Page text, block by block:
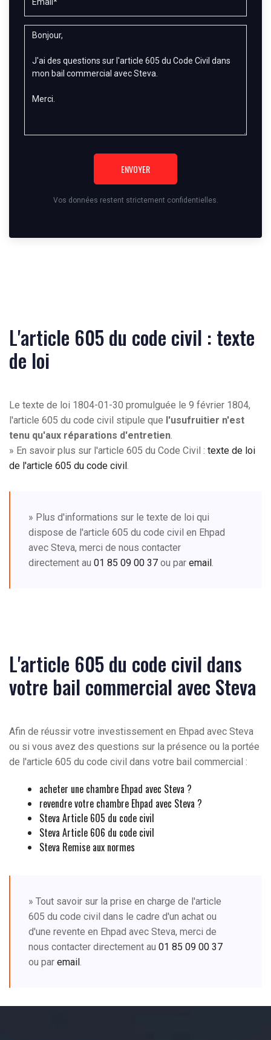
ENVOYER
Vos données restent strictement confidentielles.
L'article 605 du code civil : texte
de loi
Le texte de loi 1804-01-30 promulguée le 9 février 1804,
l'article 605 du code civil stipule que l'usufruitier n'est
tenu qu'aux réparations d'entretien.
» En savoir plus sur l'article 605 du Code Civil : texte de loi
de l'article 605 du code civil .
» Plus d'informations sur le texte de loi qui
dispose de l'article 605 du code civil en Ehpad
avec Steva, merci de nous contacter
directement au 01 85 09 00 37 ou par email .
L'article 605 du code civil dans
votre bail commercial avec Steva
Afin de réussir votre investissement en Ehpad avec Steva
ou si vous avez des questions sur la présence ou la portée
de l'article 605 du code civil dans votre bail commercial :
acheter une chambre Ehpad avec Steva ?
revendre votre chambre Ehpad avec Steva ?
Steva Article 605 du code civil
Steva Article 606 du code civil
Steva Remise aux normes
» Tout savoir sur la prise en charge de l'article
605 du code civil dans le cadre d'un achat ou
d'une revente en Ehpad avec Steva, merci de
nous contacter directement au 01 85 09 00 37
ou par email .